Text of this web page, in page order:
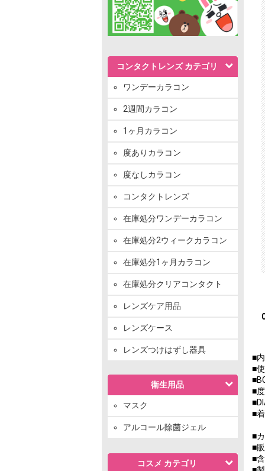
コンタクトレンズ カテゴリ
ワンデーカラコン
2週間カラコン
1ヶ月カラコン
度ありカラコン
度なしカラコン
コンタクトレンズ
在庫処分ワンデーカラコン
在庫処分2ウィークカラコン
在庫処分1ヶ月カラコン
在庫処分クリアコンタクト
レンズケア用品
レンズケース
レンズつけはずし器具
衛生用品
マスク
アルコール除菌ジェル
コスメ カテゴリ
■
■
■
■
■
■
■